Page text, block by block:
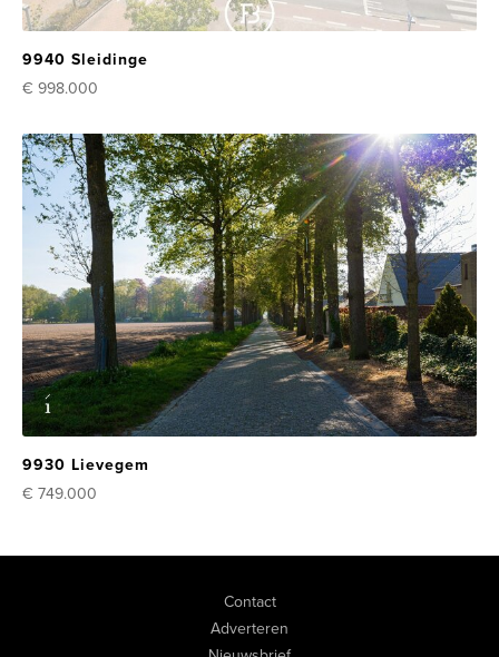
9940 Sleidinge
€ 998.000
9930 Lievegem
€ 749.000
Contact
Adverteren